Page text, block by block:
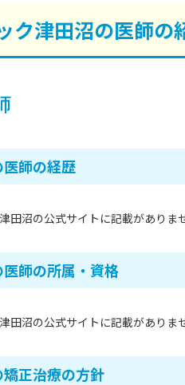
ク津田沼の医師の
師の経歴
沼の公式サイトに記載がありま
師の所属・資格
沼の公式サイトに記載がありま
正治療の方針